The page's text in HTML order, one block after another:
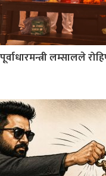
पूर्वाधारमन्त्री लम्सालले